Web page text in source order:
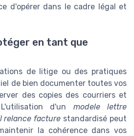
d'opérer dans le cadre légal et
en tant que
de litige ou des pratiques
de bien documenter toutes vos
des copies des courriers et
d'un modele lettre
relance facture standardisé peut
la cohérence dans vos